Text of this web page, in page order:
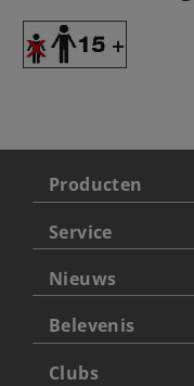
Producten
Service
Nieuws
Belevenis
Clubs